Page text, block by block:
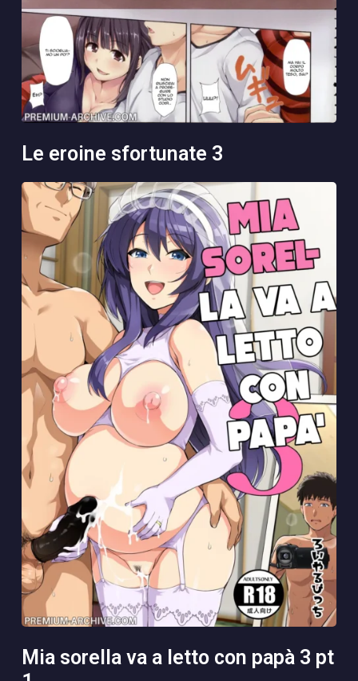
le eroine sfortunate 3
mia sorella va a letto con papà 3 pt